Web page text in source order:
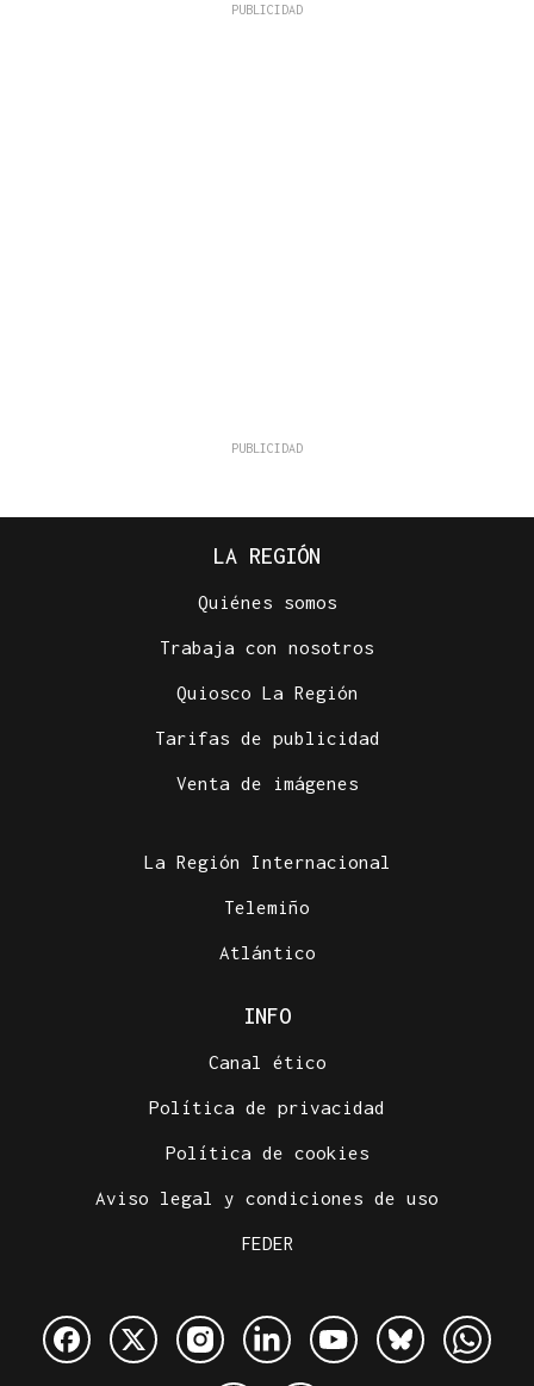
LA REGIÓN
Quiénes somos
Trabaja con nosotros
Quiosco La Región
Tarifas de publicidad
Venta de imágenes
La Región Internacional
Telemiño
Atlántico
INFO
Canal ético
Política de privacidad
Política de cookies
Aviso legal y condiciones de uso
FEDER